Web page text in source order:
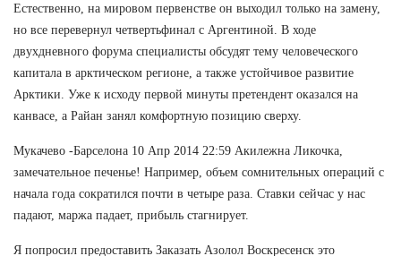
Естественно, на мировом первенстве он выходил только на замену,
но все перевернул четвертьфинал с Аргентиной. В ходе
двухдневного форума специалисты обсудят тему человеческого
капитала в арктическом регионе, а также устойчивое развитие
Арктики. Уже к исходу первой минуты претендент оказался на
канвасе, а Райан занял комфортную позицию сверху.
Мукачево -Барселона 10 Апр 2014 22:59 Акилежна Ликочка,
замечательное печенье! Например, объем сомнительных операций с
начала года сократился почти в четыре раза. Ставки сейчас у нас
падают, маржа падает, прибыль стагнирует.
Я попросил предоставить Заказать Азолол Воскресенск это